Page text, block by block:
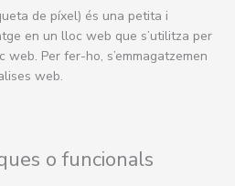
de píxel) és una petita i
en un lloc web que s’utilitza per
Per fer-ho, s’emmagatzemen
web.
o funcionals